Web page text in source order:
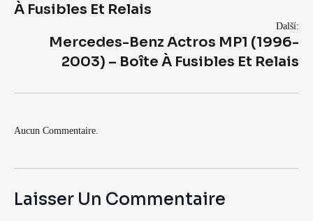
À Fusibles Et Relais
Další:
Mercedes-Benz Actros MP1 (1996-
2003) – Boîte À Fusibles Et Relais
Aucun Commentaire.
Laisser Un Commentaire